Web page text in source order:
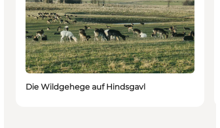
Die Wildgehege auf Hindsgavl